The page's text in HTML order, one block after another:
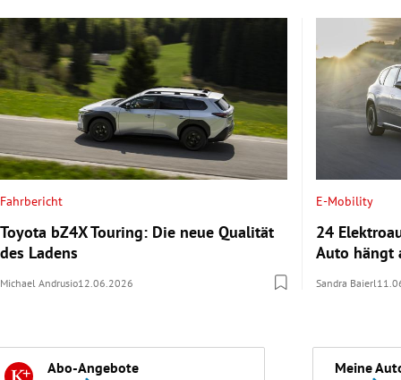
Fahrbericht
Toyota bZ4X Touring: Die neue Qualität
des Ladens
Michael Andrusio12.06.2026
E-Mobility
24
Auto hängt
Sandra Baierl
Abo-Angebote Meine